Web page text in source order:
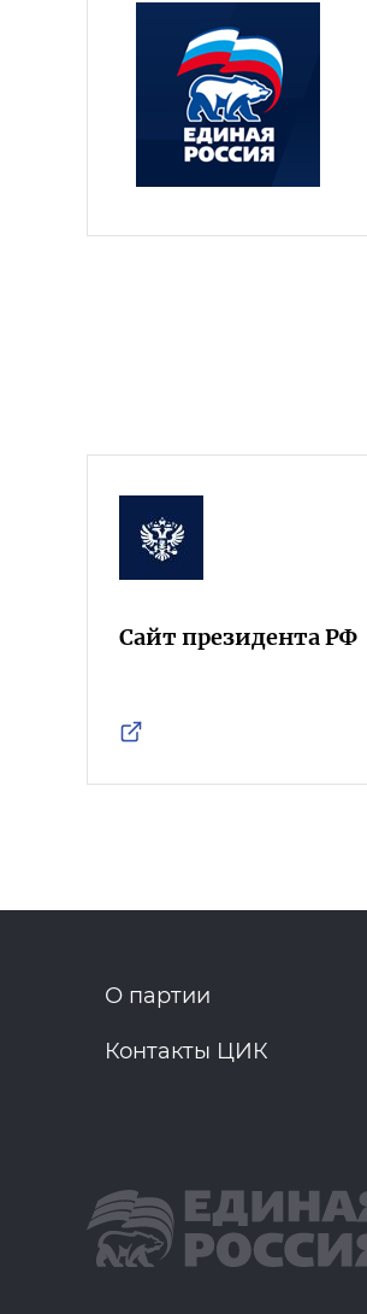
Сайт президента РФ
О партии
Контакты ЦИК